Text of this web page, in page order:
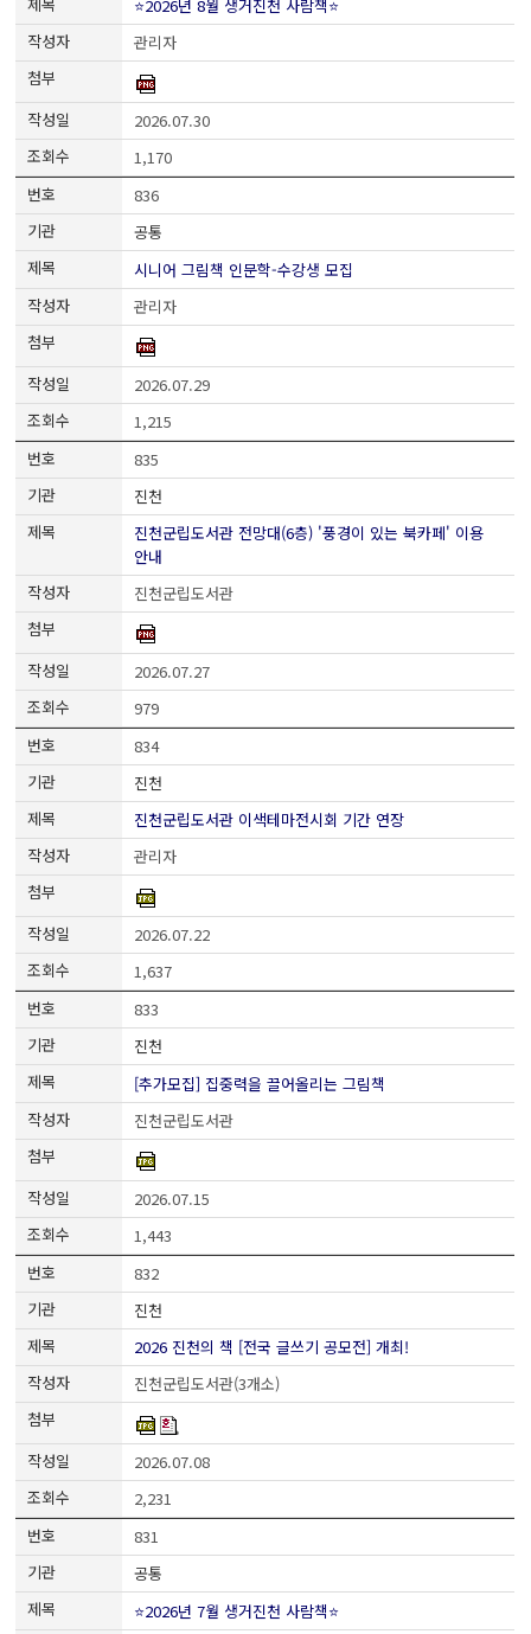
⭐2026년 8월 생거진천 사람책⭐
관리자
2026.07.30
1,170
836
공통
시니어 그림책 인문학-수강생 모집
관리자
2026.07.29
1,215
835
진천
진천군립도서관 전망대(6층) '풍경이 있는 북카페' 이용
안내
진천군립도서관
2026.07.27
979
834
진천
진천군립도서관 이색테마전시회 기간 연장
관리자
2026.07.22
1,637
833
진천
[추가모집] 집중력을 끌어올리는 그림책
진천군립도서관
2026.07.15
1,443
832
진천
2026 진천의 책 [전국 글쓰기 공모전] 개최!
진천군립도서관(3개소)
2026.07.08
2,231
831
공통
⭐2026년 7월 생거진천 사람책⭐